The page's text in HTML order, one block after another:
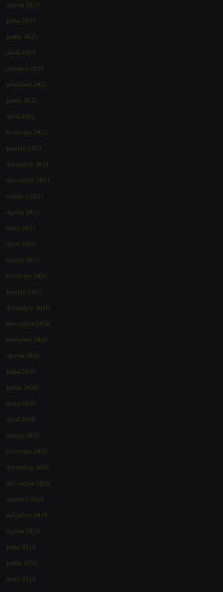
agosto 2023
julho 2023
junho 2023
abril 2023
outubro 2022
setembro 2022
junho 2022
abril 2022
fevereiro 2022
janeiro 2022
dezembro 2021
novembro 2021
outubro 2021
agosto 2021
maio 2021
abril 2021
março 2021
fevereiro 2021
janeiro 2021
dezembro 2020
novembro 2020
setembro 2020
agosto 2020
julho 2020
junho 2020
maio 2020
abril 2020
março 2020
fevereiro 2020
dezembro 2019
novembro 2019
outubro 2019
setembro 2019
agosto 2019
julho 2019
junho 2019
maio 2019